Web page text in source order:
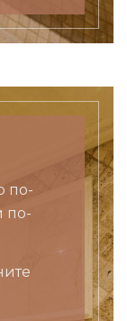
по-
по-